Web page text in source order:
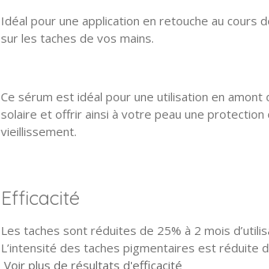
Idéal pour une application en retouche au cours
sur les taches de vos mains.
Ce sérum est idéal pour une utilisation en
solaire et offrir ainsi à votre peau une
vieillissement.
Efficacité
Les taches sont réduites de 25% à 2 mois
L’intensité des taches pigmentaires est réduite
Voir plus de résultats d'efficacité